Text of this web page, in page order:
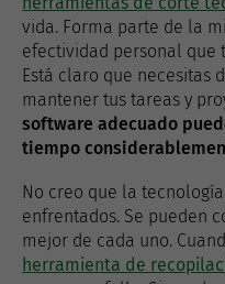
vida. Forma parte de la
efectividad personal que
Está claro que necesitas
mantener tus tareas y
software adecuado
tiempo
No creo que la
enfrentados. Se pueden
mejor de cada uno.
herramienta de